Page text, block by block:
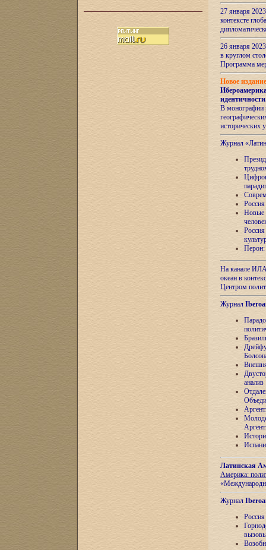
27 января
контексте
26 января
в круглом
Программа
Новое
идентичности
В монографии
исторических
Журнал
Новые
Перон:
На канале
океан в
Центром
Журнал
анализ
Латинская
Америка:
Журнал